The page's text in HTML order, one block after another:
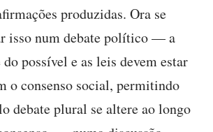
produzidas. Ora se
isso num debate político — a
possível e as leis devem estar
o consenso social, permitindo
debate plural se altere ao longo